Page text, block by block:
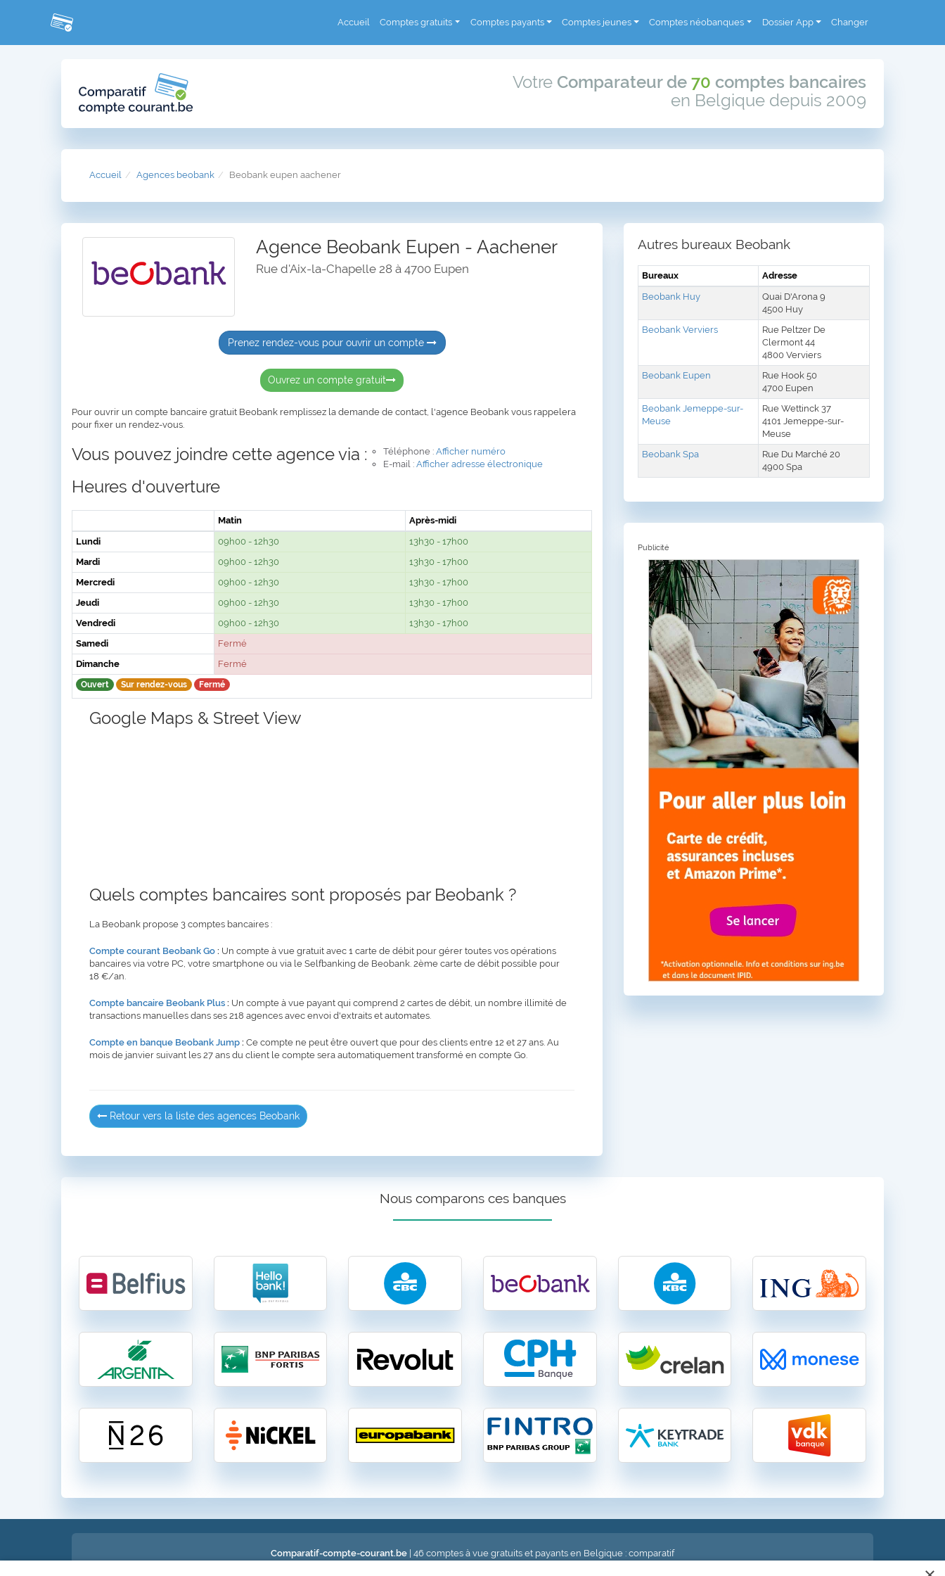
Accueil Comptes gratuits Comptes payants Comptes jeunes Comptes néobanques Dossier App Changer
Votre Comparateur de 70 comptes bancaires
en Belgique depuis 2009
Accueil Agences beobank Beobank eupen aachener
Agence Beobank Eupen - Aachener
Rue d'Aix-la-Chapelle 28 à 4700 Eupen
Prenez rendez-vous pour ouvrir un compte
Ouvrez un compte gratuit
Pour ouvrir un compte bancaire gratuit Beobank remplissez la demande de contact, l'agence Beobank vous rappelera
pour fixer un rendez-vous.
Vous pouvez joindre cette agence via : Téléphone : Afficher numéro
E-mail : Afficher adresse électronique
Heures d'ouverture
Matin
Après-midi
Lundi
09h00 - 12h30
13h30 - 17h00
Mardi
09h00 - 12h30
13h30 - 17h00
Mercredi
09h00 - 12h30
13h30 - 17h00
Jeudi
09h00 - 12h30
13h30 - 17h00
Vendredi
09h00 - 12h30
13h30 - 17h00
Samedi
Fermé
Dimanche
Fermé
Ouvert Sur rendez-vous Fermé
Google Maps & Street View
Quels comptes bancaires sont proposés par Beobank ?
La Beobank propose 3 comptes bancaires :
Compte courant Beobank Go : Un compte à vue gratuit avec 1 carte de débit pour gérer toutes vos opérations
bancaires via votre PC, votre smartphone ou via le Selfbanking de Beobank. 2ème carte de débit possible pour
18 €/an.
Compte bancaire Beobank Plus : Un compte à vue payant qui comprend 2 cartes de débit, un nombre illimité de
transactions manuelles dans ses 218 agences avec envoi d'extraits et automates.
Compte en banque Beobank Jump : Ce compte ne peut être ouvert que pour des clients entre 12 et 27 ans. Au
mois de janvier suivant les 27 ans du client le compte sera automatiquement transformé en compte Go.
Retour vers la liste des agences Beobank
Autres bureaux Beobank
Bureaux
Adresse
Beobank Huy
Quai D'Arona 9
4500 Huy
Beobank Verviers
Rue Peltzer De
Clermont 44
4800 Verviers
Beobank Eupen
Rue Hook 50
4700 Eupen
Beobank Jemeppe-sur-
Meuse
Rue Wettinck 37
4101 Jemeppe-sur-
Meuse
Beobank Spa
Rue Du Marché 20
4900 Spa
Publicité
Nous comparons ces banques
Comparatif-compte-courant.be | 46 comptes à vue gratuits et payants en Belgique : comparatif